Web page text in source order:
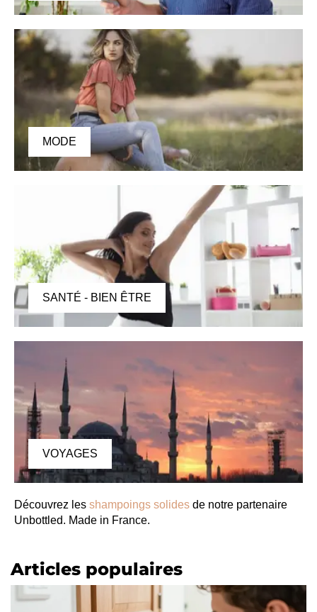
MODE
SANTÉ - BIEN ÊTRE
VOYAGES
Découvrez les shampoings solides de notre partenaire
Unbottled. Made in France.
Articles populaires